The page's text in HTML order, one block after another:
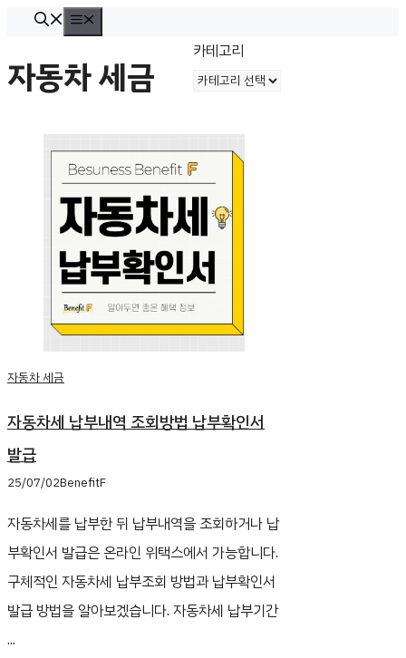
츠
뉴
자동차 세금
카테고리
자동차 세금
자동차세 납부내역 조회방법 납부확인서
발급
25/07/02BenefitF
자동차세를 납부한 뒤 납부내역을 조회하거나 납
부확인서 발급은 온라인 위택스에서 가능합니다.
구체적인 자동차세 납부조회 방법과 납부확인서
발급 방법을 알아보겠습니다. 자동차세 납부기간
...